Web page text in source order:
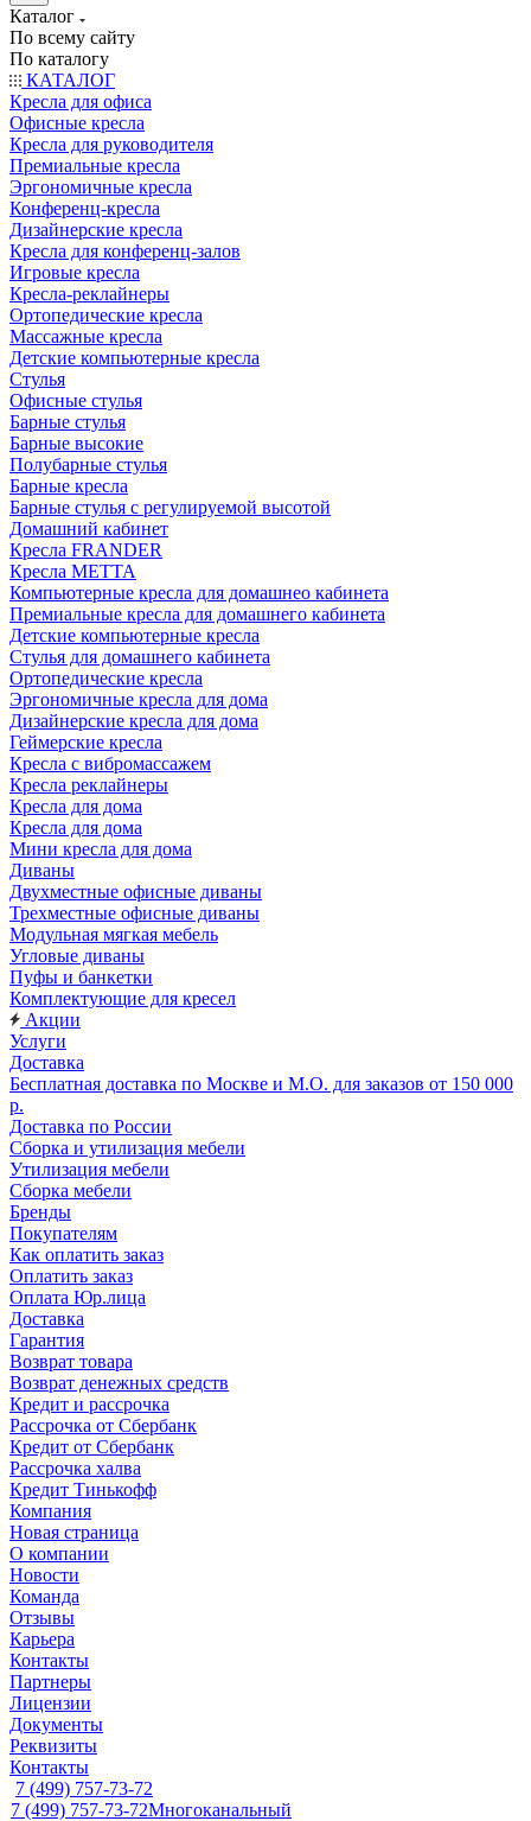
Каталог
По всему сайту
По каталогу
КАТАЛОГ
Кресла для офиса
Офисные кресла
Кресла для руководителя
Премиальные кресла
Эргономичные кресла
Конференц-кресла
Дизайнерские кресла
Кресла для конференц-залов
Игровые кресла
Кресла-реклайнеры
Ортопедические кресла
Массажные кресла
Детские компьютерные кресла
Стулья
Офисные стулья
Барные стулья
Барные высокие
Полубарные стулья
Барные кресла
Барные стулья с регулируемой высотой
Домашний кабинет
Кресла FRANDER
Кресла METTA
Компьютерные кресла для домашнео кабинета
Премиальные кресла для домашнего кабинета
Детские компьютерные кресла
Стулья для домашнего кабинета
Ортопедические кресла
Эргономичные кресла для дома
Дизайнерские кресла для дома
Геймерские кресла
Кресла с вибромассажем
Кресла реклайнеры
Кресла для дома
Кресла для дома
Мини кресла для дома
Диваны
Двухместные офисные диваны
Трехместные офисные диваны
Модульная мягкая мебель
Угловые диваны
Пуфы и банкетки
Комплектующие для кресел
Акции
Услуги
Доставка
Бесплатная доставка по Москве и М.О. для заказов от 150 000
р.
Доставка по России
Сборка и утилизация мебели
Утилизация мебели
Сборка мебели
Бренды
Покупателям
Как оплатить заказ
Оплатить заказ
Оплата Юр.лица
Доставка
Гарантия
Возврат товара
Возврат денежных средств
Кредит и рассрочка
Рассрочка от Сбербанк
Кредит от Сбербанк
Рассрочка халва
Кредит Тинькофф
Компания
Новая страница
О компании
Новости
Команда
Отзывы
Карьера
Контакты
Партнеры
Лицензии
Документы
Реквизиты
Контакты
7 (499) 757-73-72
7 (499) 757-73-72Многоканальный